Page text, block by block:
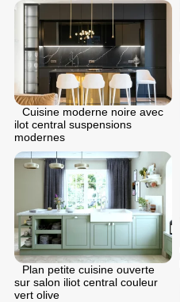
Cuisine moderne noire avec
ilot central suspensions
modernes
Plan petite cuisine ouverte
sur salon iliot central couleur
vert olive